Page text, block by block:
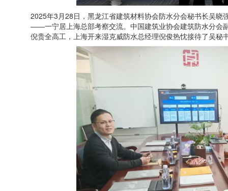
2025年3月28日，黑龙江省建筑材料协会防水分会秘书长吴晓
——一宁居上海总部考察交流。中国建筑业协会建筑防水分会
倪贵全高工，上海开来湿克威防水总经理倪俊热忱接待了吴秘